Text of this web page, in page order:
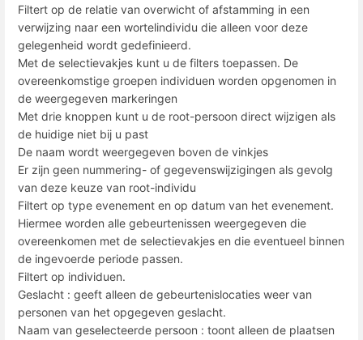
Filtert op de relatie van overwicht of afstamming in een
verwijzing naar een wortelindividu die alleen voor deze
gelegenheid wordt gedefinieerd.
Met de selectievakjes kunt u de filters toepassen. De
overeenkomstige groepen individuen worden opgenomen in
de weergegeven markeringen
Met drie knoppen kunt u de root-persoon direct wijzigen als
de huidige niet bij u past
De naam wordt weergegeven boven de vinkjes
Er zijn geen nummering- of gegevenswijzigingen als gevolg
van deze keuze van root-individu
Filtert op type evenement en op datum van het evenement.
Hiermee worden alle gebeurtenissen weergegeven die
overeenkomen met de selectievakjes en die eventueel binnen
de ingevoerde periode passen.
Filtert op individuen.
Geslacht : geeft alleen de gebeurtenislocaties weer van
personen van het opgegeven geslacht.
Naam van geselecteerde persoon : toont alleen de plaatsen